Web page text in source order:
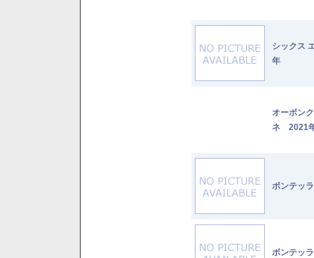
シックス
年
オーボン
ネ 2021
ボンテッ
ボンテッ